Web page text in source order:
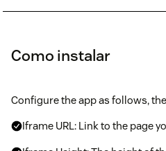
Como instalar
Configure the app as follows,
Iframe URL: Link to the page